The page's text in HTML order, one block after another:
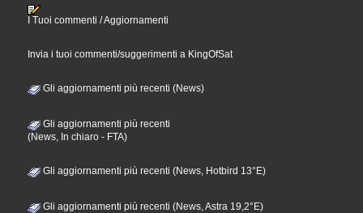
I Tuoi commenti / Aggiornamenti
Invia i tuoi commenti/suggerimenti a KingOfSat
Gli aggiornamenti più recenti (News)
Gli aggiornamenti più recenti
(News, In chiaro - FTA)
Gli aggiornamenti più recenti (News, Hotbird 13°E)
Gli aggiornamenti più recenti (News, Astra 19,2°E)